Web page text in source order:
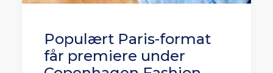
Populært Paris-format
får premiere under